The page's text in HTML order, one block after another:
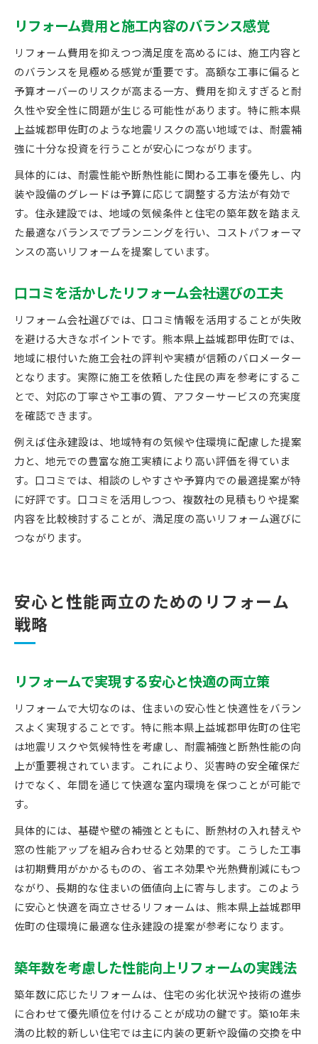
リフォーム費用と施工内容のバランス感覚
リフォーム費用を抑えつつ満足度を高めるには、施工内容と
のバランスを見極める感覚が重要です。高額な工事に偏ると
予算オーバーのリスクが高まる一方、費用を抑えすぎると耐
久性や安全性に問題が生じる可能性があります。特に熊本県
上益城郡甲佐町のような地震リスクの高い地域では、耐震補
強に十分な投資を行うことが安心につながります。
具体的には、耐震性能や断熱性能に関わる工事を優先し、内
装や設備のグレードは予算に応じて調整する方法が有効で
す。住永建設では、地域の気候条件と住宅の築年数を踏まえ
た最適なバランスでプランニングを行い、コストパフォーマ
ンスの高いリフォームを提案しています。
口コミを活かしたリフォーム会社選びの工夫
リフォーム会社選びでは、口コミ情報を活用することが失敗
を避ける大きなポイントです。熊本県上益城郡甲佐町では、
地域に根付いた施工会社の評判や実績が信頼のバロメーター
となります。実際に施工を依頼した住民の声を参考にするこ
とで、対応の丁寧さや工事の質、アフターサービスの充実度
を確認できます。
例えば住永建設は、地域特有の気候や住環境に配慮した提案
力と、地元での豊富な施工実績により高い評価を得ていま
す。口コミでは、相談のしやすさや予算内での最適提案が特
に好評です。口コミを活用しつつ、複数社の見積もりや提案
内容を比較検討することが、満足度の高いリフォーム選びに
つながります。
安心と性能両立のためのリフォーム
戦略
リフォームで実現する安心と快適の両立策
リフォームで大切なのは、住まいの安心性と快適性をバラン
スよく実現することです。特に熊本県上益城郡甲佐町の住宅
は地震リスクや気候特性を考慮し、耐震補強と断熱性能の向
上が重要視されています。これにより、災害時の安全確保だ
けでなく、年間を通じて快適な室内環境を保つことが可能で
す。
具体的には、基礎や壁の補強とともに、断熱材の入れ替えや
窓の性能アップを組み合わせると効果的です。こうした工事
は初期費用がかかるものの、省エネ効果や光熱費削減にもつ
ながり、長期的な住まいの価値向上に寄与します。このよう
に安心と快適を両立させるリフォームは、熊本県上益城郡甲
佐町の住環境に最適な住永建設の提案が参考になります。
築年数を考慮した性能向上リフォームの実践法
築年数に応じたリフォームは、住宅の劣化状況や技術の進歩
に合わせて優先順位を付けることが成功の鍵です。築10年未
満の比較的新しい住宅では主に内装の更新や設備の交換を中